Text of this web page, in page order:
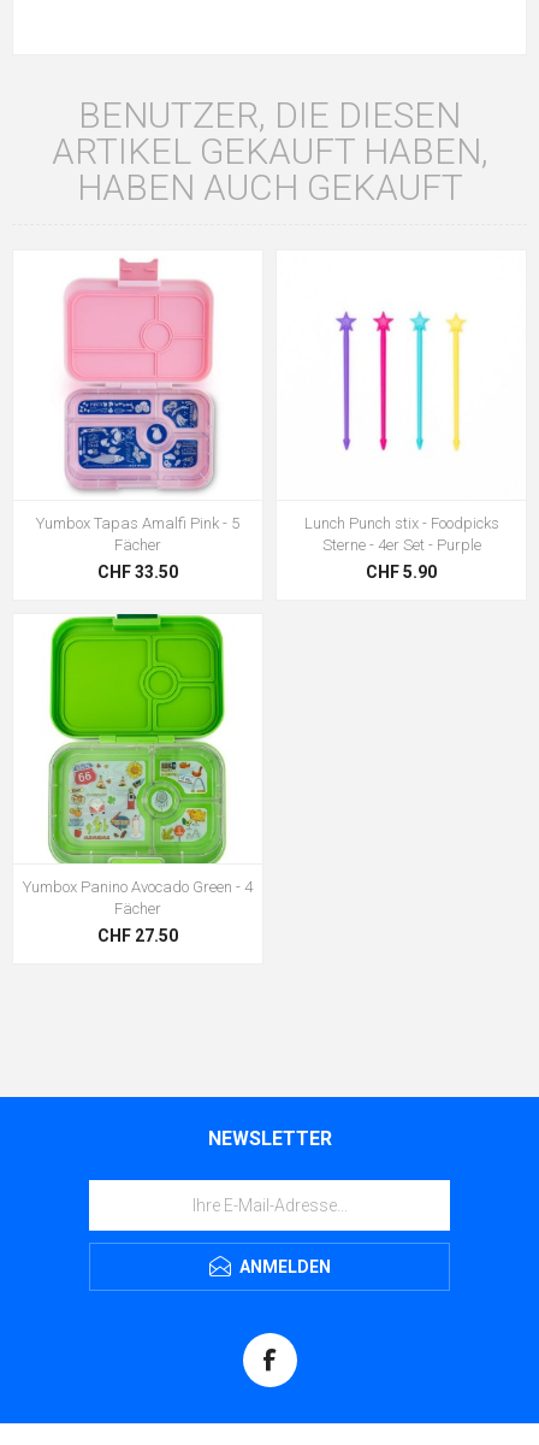
BENUTZER, DIE DIESEN
ARTIKEL GEKAUFT HABEN,
HABEN AUCH GEKAUFT
Yumbox Tapas Amalfi Pink - 5
Fächer
CHF 33.50
Lunch Punch stix - Foodpicks
Sterne - 4er Set - Purple
CHF 5.90
Yumbox Panino Avocado Green - 4
Fächer
CHF 27.50
NEWSLETTER
ANMELDEN